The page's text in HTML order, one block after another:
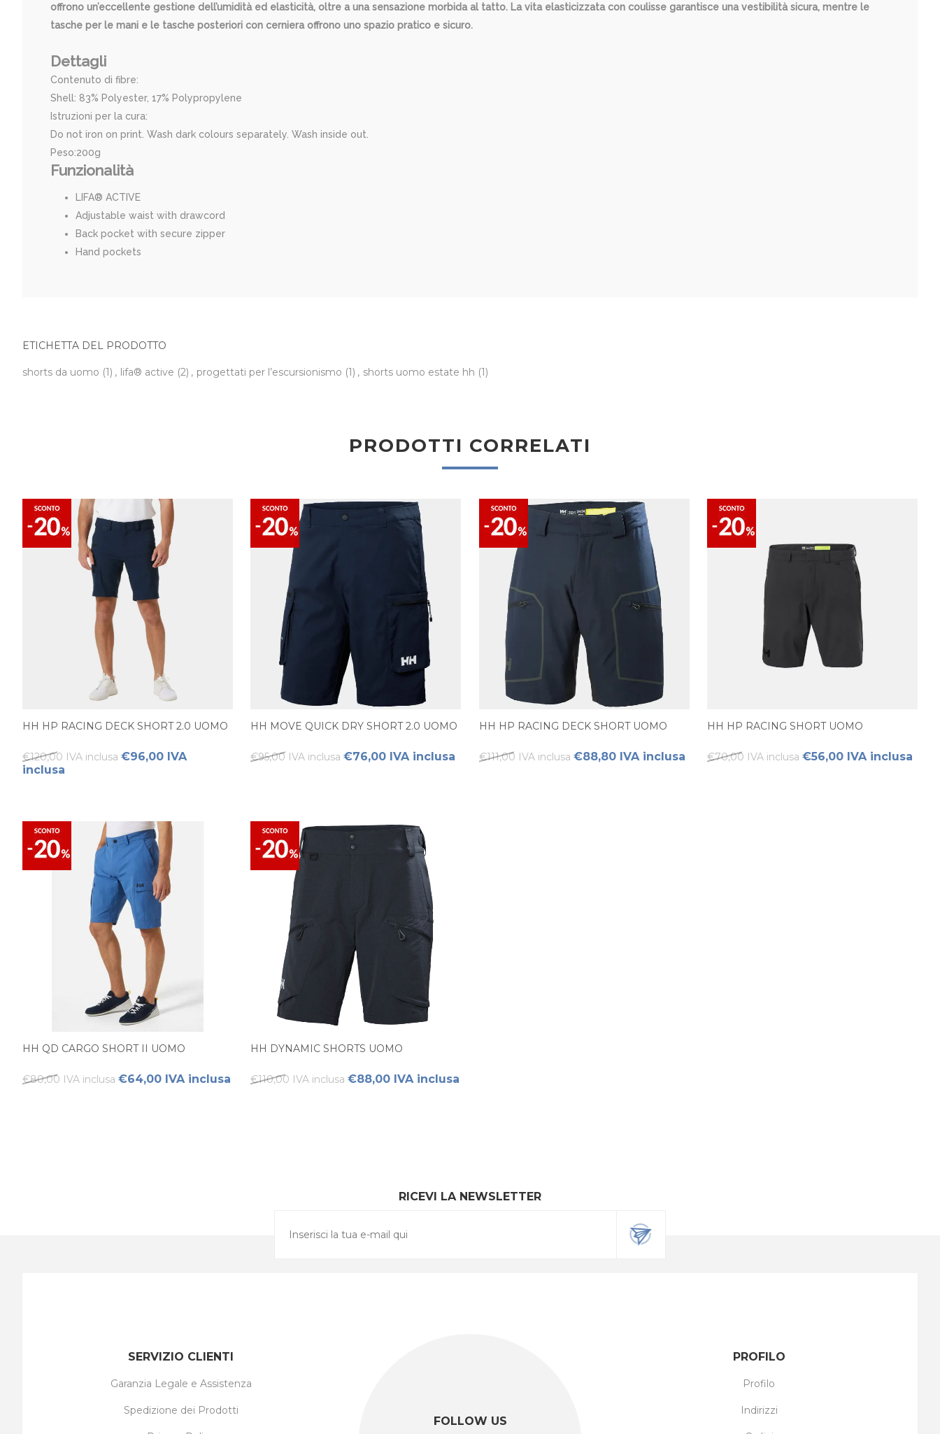
offrono un’eccellente gestione dell’umidità ed elasticità, oltre a una sensazione morbida al tatto. La vita elasticizzata con coulisse garantisce una vestibilità sicura, mentre le
tasche per le mani e le tasche posteriori con cerniera offrono uno spazio pratico e sicuro.
Dettagli
Contenuto di fibre:
Shell: 83% Polyester, 17% Polypropylene
Istruzioni per la cura:
Do not iron on print. Wash dark colours separately. Wash inside out.
Peso:200g
Funzionalità
LIFA® ACTIVE
Adjustable waist with drawcord
Back pocket with secure zipper
Hand pockets
ETICHETTA DEL PRODOTTO
shorts da uomo (1) , lifa® active (2) , progettati per l’escursionismo (1) , shorts uomo estate hh (1)
PRODOTTI CORRELATI
HH HP RACING DECK SHORT 2.0 UOMO
€120,00 IVA inclusa €96,00 IVA
inclusa
HH MOVE QUICK DRY SHORT 2.0 UOMO
€95,00 IVA inclusa €76,00 IVA inclusa
HH HP RACING DECK SHORT UOMO
€111,00 IVA inclusa €88,80 IVA inclusa
HH HP RACING SHORT UOMO
€70,00 IVA inclusa €56,00 IVA inclusa
HH QD CARGO SHORT II UOMO
€80,00 IVA inclusa €64,00 IVA inclusa
HH DYNAMIC SHORTS UOMO
€110,00 IVA inclusa €88,00 IVA inclusa
RICEVI LA NEWSLETTER
FOLLOW US
SERVIZIO CLIENTI
Garanzia Legale e Assistenza
Spedizione dei Prodotti
PROFILO
Profilo
Indirizzi